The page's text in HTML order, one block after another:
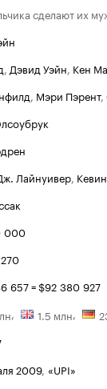
сделают их
, Дэвид Уэйн, Кен
, Мэри Пэрент,
Лайнуивер,
000
657 = $92 380 927
, 1.5 млн,
2009, «UPI»